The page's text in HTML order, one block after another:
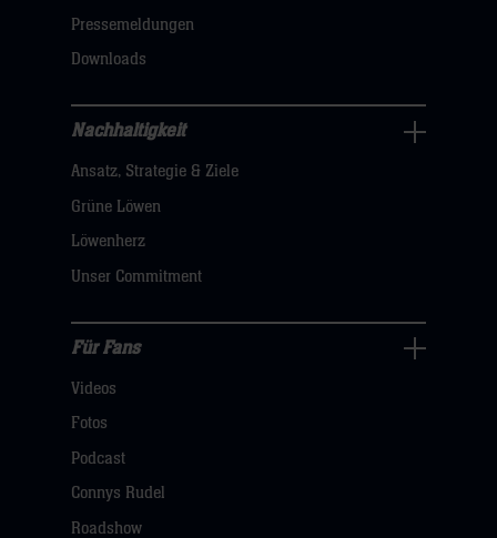
dann
klicken
hier
Pressemeldungen
Downloads
Nachhaltigkeit
Navigation
öffnen,
dann
hier
Nachhaltigkeit
Ansatz, Strategie & Ziele
Grüne Löwen
Löwenherz
Unser Commitment
Fans
Navigation
öffnen,
dann
Für Fans
Videos
Fotos
Podcast
Connys Rudel
Roadshow